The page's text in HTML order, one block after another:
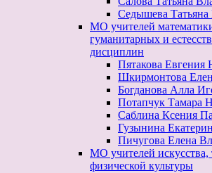
Седышева Татьяна
МО учителей
гуманитарных и
дисциплин
Пятакова Евгения
Шкирмонтова
Богданова Алла
Потапчук Тамара
Саблина Ксения
Гузынина
Пичугова Елена
МО учителей искусства,
физической культуры